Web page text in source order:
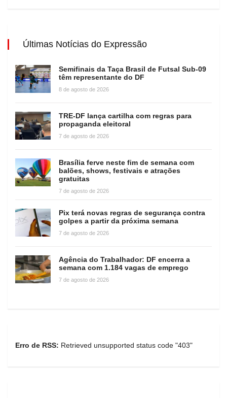
Últimas Notícias do Expressão
Semifinais da Taça Brasil de Futsal Sub-09
têm representante do DF
8 de agosto de 2026
TRE-DF lança cartilha com regras para
propaganda eleitoral
7 de agosto de 2026
Brasília ferve neste fim de semana com
balões, shows, festivais e atrações
gratuitas
7 de agosto de 2026
Pix terá novas regras de segurança contra
golpes a partir da próxima semana
7 de agosto de 2026
Agência do Trabalhador: DF encerra a
semana com 1.184 vagas de emprego
7 de agosto de 2026
Erro de RSS: Retrieved unsupported status code "403"